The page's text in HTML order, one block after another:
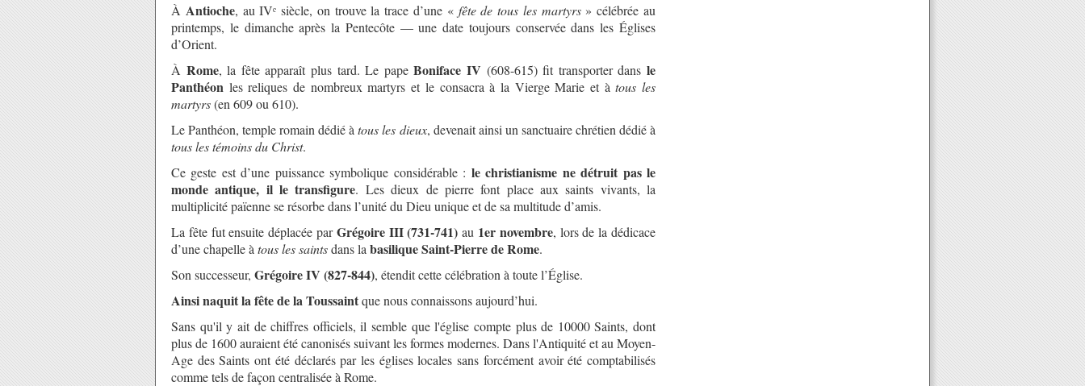
À Antioche, au IVᵉ siècle, on trouve la trace d’une « fête de tous les martyrs » célébrée au
printemps, le dimanche après la Pentecôte — une date toujours conservée dans les Églises
d’Orient.
À Rome, la fête apparaît plus tard. Le papeBoniface IV (608-615) fit transporter dansle
Panthéon les reliques de nombreux martyrs et le consacra à la Vierge Marie et àtous les
martyrs(en 609 ou 610).
Le Panthéon, temple romain dédié àtous les dieux, devenait ainsi un sanctuaire chrétien dédié à
tous les témoins du Christ.
Ce geste est d’une puissance symbolique considérable : le christianisme ne détruit pas le
monde antique, il le transfigure. Les dieux de pierre font place aux saints vivants, la
multiplicité païenne se résorbe dans l’unité du Dieu unique et de sa multitude d’amis.
La fête fut ensuite déplacée parGrégoire III (731-741) au 1er novembre, lors de la dédicace
d’une chapelle à tous les saintsdans la basilique Saint-Pierre de Rome.
Son successeur, Grégoire IV (827-844), étendit cette célébration à toute l’Église.
Ainsi naquit la fête de la Toussaintque nous connaissons aujourd’hui.
Sans qu'il y ait de chiffres officiels, il semble que l'église compte plus de 10000 Saints, dont
plus de 1600 auraient été canonisés suivant les formes modernes. Dans l'Antiquité et au Moyen-
Age des Saints ont été déclarés par les églises locales sans forcément avoir été comptabilisés
comme tels de façon centralisée à Rome.